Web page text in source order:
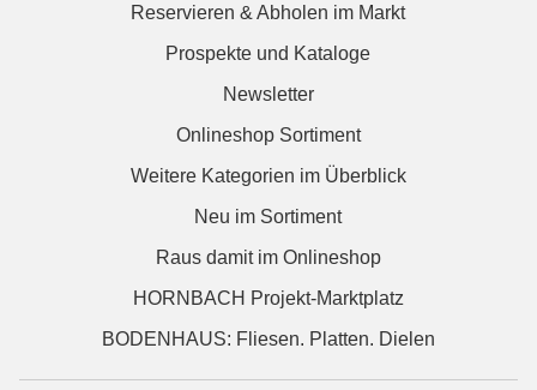
Reservieren & Abholen im Markt
Prospekte und Kataloge
Newsletter
Onlineshop Sortiment
Weitere Kategorien im Überblick
Neu im Sortiment
Raus damit im Onlineshop
HORNBACH Projekt-Marktplatz
BODENHAUS: Fliesen. Platten. Dielen